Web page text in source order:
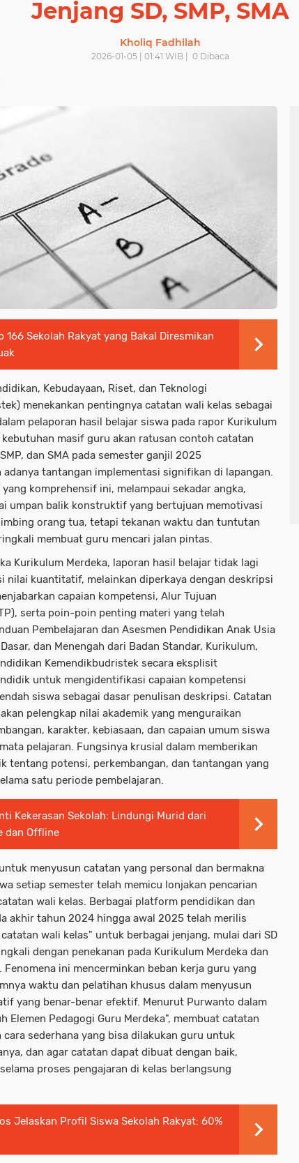
Jenjang SD, SMP, SMA
Kholiq Fadhilah
2026-01-05 | 01:41 WIB | 0 Dibaca
166 Sekolah Rakyat yang Bakal Diresmikan
Kebudayaan, Riset, dan Teknologi
menekankan pentingnya catatan wali kelas sebagai
pelaporan hasil belajar siswa pada rapor Kurikulum
kebutuhan masif guru akan ratusan contoh catatan
dan SMA pada semester ganjil 2025
adanya tantangan implementasi signifikan di lapangan.
komprehensif ini, melampaui sekadar angka,
umpan balik konstruktif yang bertujuan memotivasi
orang tua, tetapi tekanan waktu dan tuntutan
membuat guru mencari jalan pintas.
Kurikulum Merdeka, laporan hasil belajar tidak lagi
nilai kuantitatif, melainkan diperkaya dengan deskripsi
capaian kompetensi, Alur Tujuan
serta poin-poin penting materi yang telah
Pembelajaran dan Asesmen Pendidikan Anak Usia
dan Menengah dari Badan Standar, Kurikulum,
Kemendikbudristek secara eksplisit
untuk mengidentifikasi capaian kompetensi
siswa sebagai dasar penulisan deskripsi. Catatan
pelengkap nilai akademik yang menguraikan
karakter, kebiasaan, dan capaian umum siswa
pelajaran. Fungsinya krusial dalam memberikan
tentang potensi, perkembangan, dan tantangan yang
satu periode pembelajaran.
Kekerasan Sekolah: Lindungi Murid dari
dan Offline
menyusun catatan yang personal dan bermakna
setiap semester telah memicu lonjakan pencarian
wali kelas. Berbagai platform pendidikan dan
akhir tahun 2024 hingga awal 2025 telah merilis
wali kelas" untuk berbagai jenjang, mulai dari SD
dengan penekanan pada Kurikulum Merdeka dan
ini mencerminkan beban kerja guru yang
waktu dan pelatihan khusus dalam menyusun
yang benar-benar efektif. Menurut Purwanto dalam
Elemen Pedagogi Guru Merdeka", membuat catatan
cara sederhana yang bisa dilakukan guru untuk
dan agar catatan dapat dibuat dengan baik,
proses pengajaran di kelas berlangsung
Jelaskan Profil Siswa Sekolah Rakyat: 60%